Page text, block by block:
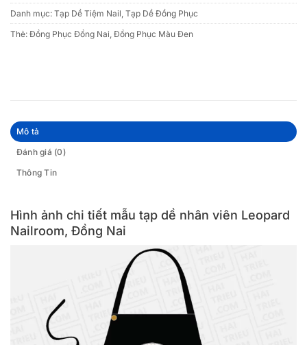
Danh mục: Tạp Dề Tiệm Nail, Tạp Dề Đồng Phục
Thẻ: Đồng Phục Đồng Nai, Đồng Phục Màu Đen
Mô tả
Đánh giá (0)
Thông Tin
Hình ảnh chi tiết mẫu tạp dề nhân viên Leopard
Nailroom, Đồng Nai